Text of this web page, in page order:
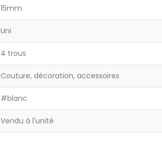
15mm
Uni
4 trous
Couture, décoration, accessoires
#blanc
Vendu à l'unité